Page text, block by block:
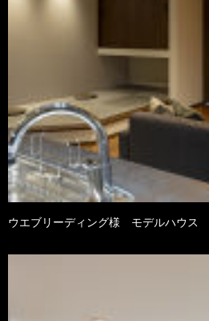
ウエブリーディング様 モデルハウス